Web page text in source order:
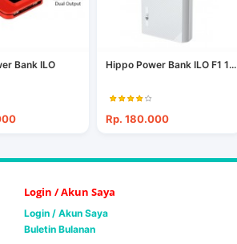
Bank ILO
Hippo Power Bank ILO F1 1...
Rp. 180.000
Login / Akun Saya
Login / Akun Saya
Buletin Bulanan